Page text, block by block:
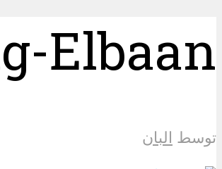
Elbaan
توسط البان